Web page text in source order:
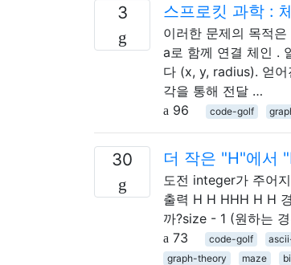
3 스프로킷 과학 :
이러한 문제의 목적
a로 함께 연결 체인 .
다 (x, y, radius). 얻
각을 통해 전달 …
96
code-golf
30 더 작은 "H"에서
도전 integer가 주어
출력 H H HHH H H
까?size - 1 (원하는
73
code-golf
graph-theory
maze